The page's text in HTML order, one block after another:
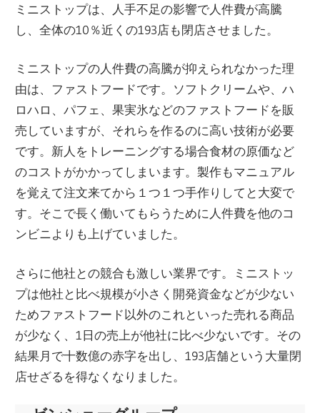
ミニストップは、人手不足の影響で人件費が高騰
し、全体の10％近くの193店も閉店させました。
ミニストップの人件費の高騰が抑えられなかった理
由は、ファストフードです。ソフトクリームや、ハ
ロハロ、パフェ、果実氷などのファストフードを販
売していますが、それらを作るのに高い技術が必要
です。新人をトレーニングする場合食材の原価など
のコストがかかってしまいます。製作もマニュアル
を覚えて注文来てから１つ１つ手作りしてと大変で
す。そこで長く働いてもらうために人件費を他のコ
ンビニよりも上げていました。
さらに他社との競合も激しい業界です。ミニストッ
プは他社と比べ規模が小さく開発資金などが少ない
ためファストフード以外のこれといった売れる商品
が少なく、1日の売上が他社に比べ少ないです。その
結果月で十数億の赤字を出し、193店舗という大量閉
店せざるを得なくなりました。